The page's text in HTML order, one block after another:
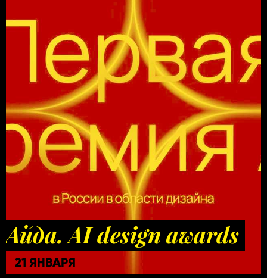
Айда. AI design awards
21 ЯНВАРЯ